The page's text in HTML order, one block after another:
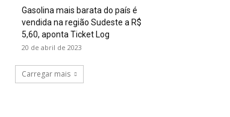
Gasolina mais barata do país é
vendida na região Sudeste a R$
5,60, aponta Ticket Log
20 de abril de 2023
Carregar mais